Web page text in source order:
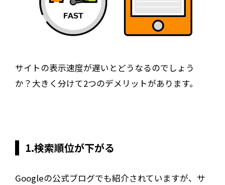
サイトの表示速度が遅いとどうなるのでしょう
か？大きく分けて2つのデメリットがあります。
1.検索順位が下がる
Googleの公式ブログでも紹介されていますが、サ